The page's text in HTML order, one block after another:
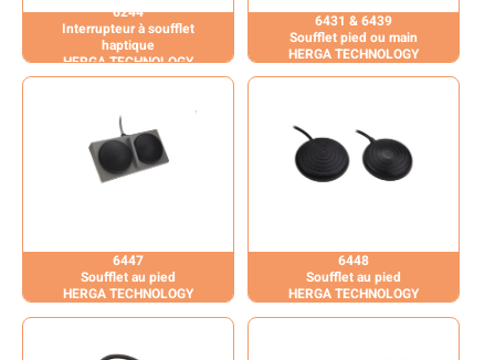
6244
Interrupteur à soufflet
haptique
HERGA TECHNOLOGY
6431 & 6439
Soufflet pied ou main
HERGA TECHNOLOGY
6447
Soufflet au pied
HERGA TECHNOLOGY
6448
Soufflet au pied
HERGA TECHNOLOGY